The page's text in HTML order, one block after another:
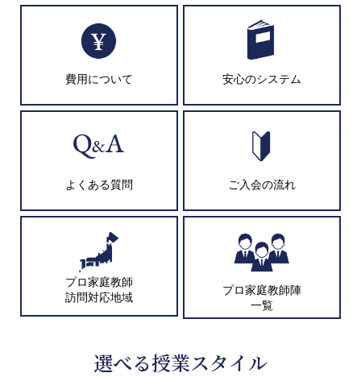
費用について 安心のシステム
よくある質問 ご入会の流れ
プロ家庭教師
訪問対応地域
プロ家庭教師陣
一覧
選べる授業スタイル